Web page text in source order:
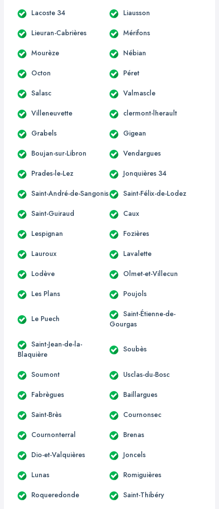
Lacoste 34 Liausson
Lieuran-Cabrières Mérifons
Mourèze Nébian
Octon Péret
Salasc Valmascle
Villeneuvette clermont-lherault
Grabels Gigean
Boujan-sur-Libron Vendargues
Prades-le-Lez Jonquières 34
Saint-André-de-Sangonis Saint-Félix-de-Lodez
Saint-Guiraud Caux
Lespignan Fozières
Lauroux Lavalette
Lodève Olmet-et-Villecun
Les Plans Poujols
Le Puech
Saint-Étienne-de-
Gourgas
Saint-Jean-de-la-
Blaquière
Soubès
Soumont Usclas-du-Bosc
Fabrègues Baillargues
Saint-Brès Cournonsec
Cournonterral Brenas
Dio-et-Valquières Joncels
Lunas Romiguières
Roqueredonde Saint-Thibéry